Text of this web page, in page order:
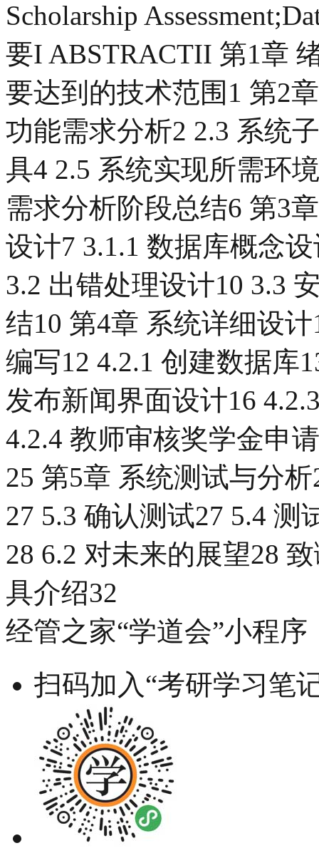
Scholarship
要I ABSTRACTII 第1章
要达到的技术范围1 第2
功能需求分析2 2.3 系统
具4 2.5 系统实现所需环
需求分析阶段总结6 第3
设计7 3.1.1 数据库概念
3.2 出错处理设计10 3.3
结10 第4章 系统详细设
编写12 4.2.1 创建数据库
发布新闻界面设计16
4.2.4 教师审核奖学金申
25 第5章 系统测试与分
27 5.3 确认测试27 5.4 测
28 6.2 对未来的展望28
具介绍32
经管之家“学道会”小程序
扫码加入“考研学习笔